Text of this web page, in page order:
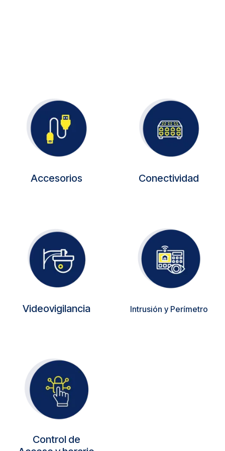
Accesorios Conectividad
Videovigilancia Intrusión y Perímetro
Control de